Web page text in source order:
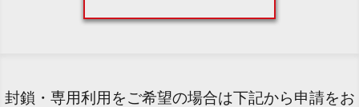
封鎖・専用利用をご希望の場合は下記から申請をお